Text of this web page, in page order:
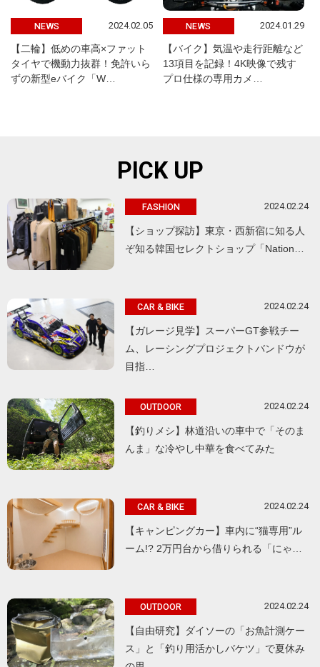
NEWS 2024.02.05
【二輪】低めの車高×ファット
タイヤで機動力抜群！免許いら
ずの新型eバイク「W…
NEWS 2024.01.29
【バイク】気温や走行距離など
13項目を記録！4K映像で残す
プロ仕様の専用カメ…
PICK UP
FASHION 2024.02.24
【ショップ探訪】東京・西新宿に知る人
ぞ知る韓国セレクトショップ「Nation…
CAR & BIKE 2024.02.24
【ガレージ見学】スーパーGT参戦チー
ム、レーシングプロジェクトバンドウが
目指…
OUTDOOR 2024.02.24
【釣りメシ】林道沿いの車中で「そのま
んま」な冷やし中華を食べてみた
CAR & BIKE 2024.02.24
【キャンピングカー】車内に“猫専用”ル
ーム!? 2万円台から借りられる「にゃ…
OUTDOOR 2024.02.24
【自由研究】ダイソーの「お魚計測ケー
ス」と「釣り用活かしバケツ」で夏休み